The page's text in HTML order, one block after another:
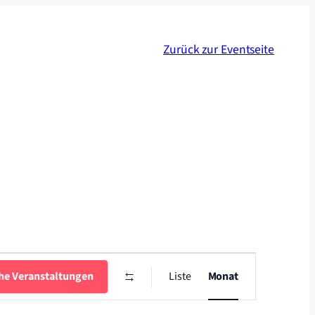
Zurück zur Eventseite
Veranstaltungen Ansichten-
Liste Monat